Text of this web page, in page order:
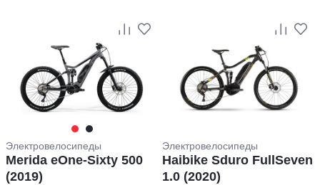
Электровелосипеды
Merida eOne-Sixty 500
(2019)
Электровелосипеды
Haibike Sduro FullSeven
1.0 (2020)